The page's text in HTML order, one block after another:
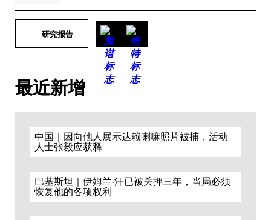
研究报告
最近新增
中国｜因向他人展示达赖喇嘛照片被捕，活动
人士张毅应获释
巴基斯坦｜伊姆兰·汗已被关押三年，当局必须
恢复他的各项权利